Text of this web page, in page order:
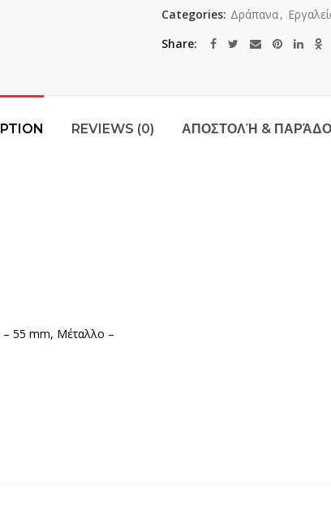
Categories: Δράπανα,
Share
REVIEWS (0) ΑΠΟΣΤΟΛΉ &
– 55 mm, Μέταλλο –